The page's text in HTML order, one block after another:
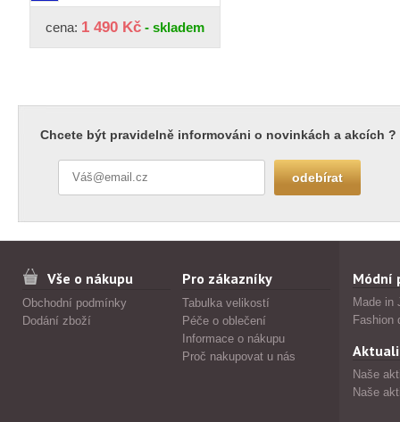
cena: 1 490 Kč - skladem
Chcete být pravidelně informováni o novinkách a akcích ?
Vše o nákupu
Obchodní podmínky
Dodání zboží
Pro zákazníky
Tabulka velikostí
Péče o oblečení
Informace o nákupu
Proč nakupovat u nás
Módní
Made in
Fashion
Naše
Naše